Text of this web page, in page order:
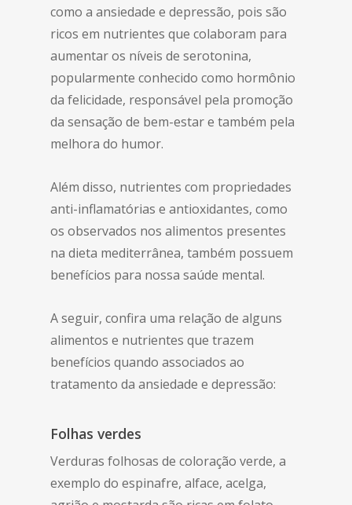
como a ansiedade e depressão, pois são
ricos em nutrientes que colaboram para
aumentar os níveis de serotonina,
popularmente conhecido como hormônio
da felicidade, responsável pela promoção
da sensação de bem-estar e também pela
melhora do humor.
Além disso, nutrientes com propriedades
anti-inflamatórias e antioxidantes, como
os observados nos alimentos presentes
na dieta mediterrânea, também possuem
benefícios para nossa saúde mental.
A seguir, confira uma relação de alguns
alimentos e nutrientes que trazem
benefícios quando associados ao
tratamento da ansiedade e depressão:
Folhas verdes
Verduras folhosas de coloração verde, a
exemplo do espinafre, alface, acelga,